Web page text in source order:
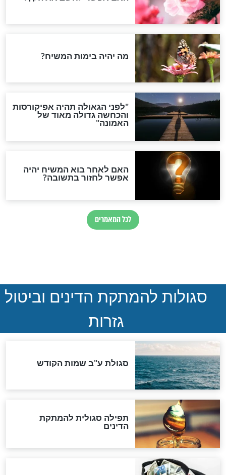
היום המיוחדת
הילולת הרבי
סגולות
סגולה בדוקה לעשירות
ולבנים תלמידי חכמים
סגולות
שנות עקרות רבות?
חדשות יהדות
הותר לפרסום: לוחמי מילואים
נהרגו בדרום לבנון
ההסכם החשאי של טראמפ
ואיראן: בלי שקיפות ועם הרבה
סימני שאלה